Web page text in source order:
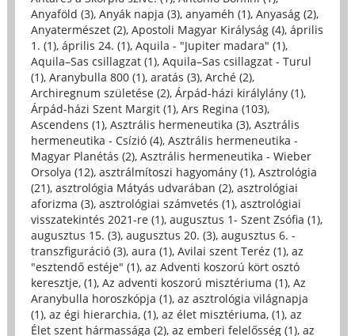
Anyaföld (3), Anyák napja (3), anyaméh (1), Anyaság (2),
Anyatermészet (2), Apostoli Magyar Királyság (4), április
1. (1), április 24. (1), Aquila - "Jupiter madara" (1),
Aquila–Sas csillagzat (1), Aquila–Sas csillagzat - Turul
(1), Aranybulla 800 (1), aratás (3), Arché (2),
Archiregnum születése (2), Árpád-házi királylány (1),
Árpád-házi Szent Margit (1), Ars Regina (103),
Ascendens (1), Asztrális hermeneutika (3), Asztrális
hermeneutika - Csízió (4), Asztrális hermeneutika -
Magyar Planétás (2), Asztrális hermeneutika - Wieber
Orsolya (12), asztrálmítoszi hagyomány (1), Asztrológia
(21), asztrológia Mátyás udvarában (2), asztrológiai
aforizma (3), asztrológiai számvetés (1), asztrológiai
visszatekintés 2021-re (1), augusztus 1- Szent Zsófia (1),
augusztus 15. (3), augusztus 20. (3), augusztus 6. -
transzfiguráció (3), aura (1), Avilai szent Teréz (1), az
"esztendő estéje" (1), az Adventi koszorú kört osztó
keresztje, (1), Az adventi koszorú misztériuma (1), Az
Aranybulla horoszkópja (1), az asztrológia világnapja
(1), az égi hierarchia, (1), az élet misztériuma, (1), az
Élet szent hármassága (2), az emberi felelősség (1), az